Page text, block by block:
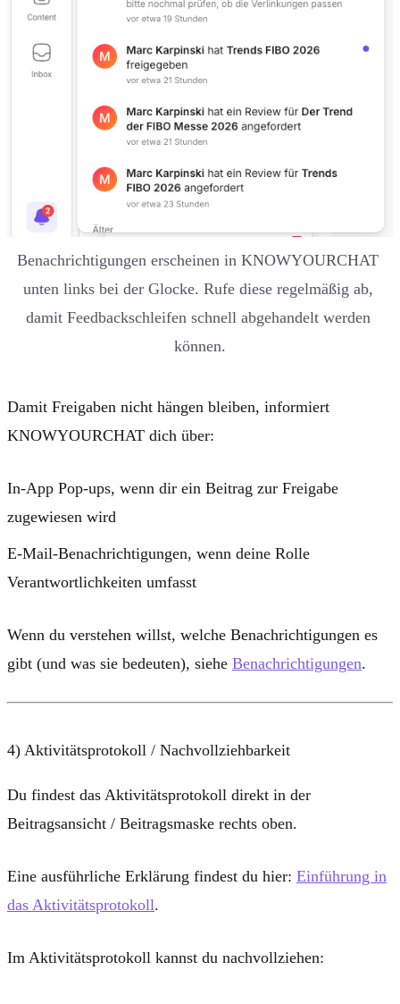
Benachrichtigungen erscheinen in KNOWYOURCHAT
unten links bei der Glocke. Rufe diese regelmäßig ab,
damit Feedbackschleifen schnell abgehandelt werden
können.
Damit Freigaben nicht hängen bleiben, informiert
KNOWYOURCHAT dich über:
In-App Pop-ups, wenn dir ein Beitrag zur Freigabe
zugewiesen wird
E-Mail-Benachrichtigungen, wenn deine Rolle
Verantwortlichkeiten umfasst
Wenn du verstehen willst, welche Benachrichtigungen es
gibt (und was sie bedeuten), siehe Benachrichtigungen.
4) Aktivitätsprotokoll / Nachvollziehbarkeit
Du findest das Aktivitätsprotokoll direkt in der
Beitragsansicht / Beitragsmaske rechts oben.
Eine ausführliche Erklärung findest du hier: Einführung in
das Aktivitätsprotokoll.
Im Aktivitätsprotokoll kannst du nachvollziehen: